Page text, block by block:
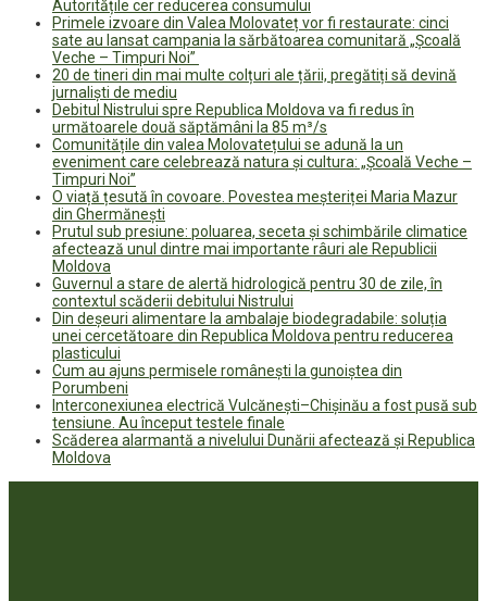
Autoritățile cer reducerea consumului
Primele izvoare din Valea Molovateț vor fi restaurate: cinci
sate au lansat campania la sărbătoarea comunitară „Școală
Veche – Timpuri Noi”
20 de tineri din mai multe colțuri ale țării, pregătiți să devină
jurnaliști de mediu
Debitul Nistrului spre Republica Moldova va fi redus în
următoarele două săptămâni la 85 m³/s
Comunitățile din valea Molovatețului se adună la un
eveniment care celebrează natura și cultura: „Școală Veche –
Timpuri Noi”
O viață țesută în covoare. Povestea meșteriței Maria Mazur
din Ghermănești
Prutul sub presiune: poluarea, seceta și schimbările climatice
afectează unul dintre mai importante râuri ale Republicii
Moldova
Guvernul a stare de alertă hidrologică pentru 30 de zile, în
contextul scăderii debitului Nistrului
Din deșeuri alimentare la ambalaje biodegradabile: soluția
unei cercetătoare din Republica Moldova pentru reducerea
plasticului
Cum au ajuns permisele românești la gunoiștea din
Porumbeni
Interconexiunea electrică Vulcănești–Chișinău a fost pusă sub
tensiune. Au început testele finale
Scăderea alarmantă a nivelului Dunării afectează și Republica
Moldova